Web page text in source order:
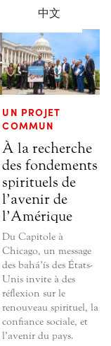
中文
UN PROJET
COMMUN
À la recherche
des fondements
spirituels de
l’avenir de
l’Amérique
Du Capitole à
Chicago, un message
des bahá’ís des États-
Unis invite à des
réflexion sur le
renouveau spirituel, la
confiance sociale, et
l’avenir du pays.